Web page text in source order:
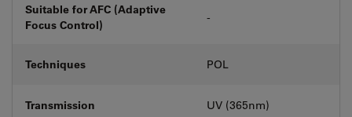
Suitable for AFC (Adaptive
Focus Control)
-
Techniques POL
Transmission UV (365nm)